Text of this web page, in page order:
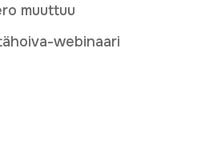
muuttuu
webinaari